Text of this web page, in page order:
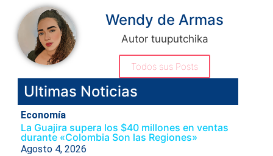
Wendy de Armas
Autor tuuputchika
Todos sus Posts
Ultimas Noticias
Economía
La Guajira supera los $40 millones en ventas
durante «Colombia Son las Regiones»
Agosto 4, 2026